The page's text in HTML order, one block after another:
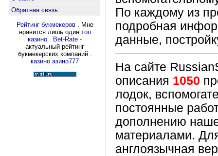
Обратная связь
Рейтинг букмекеров. Мне
нравится лишь один топ
казино . Bet-Rate -
актуальный рейтинг
букмекерских компаний .
казино азино777
По каждому из
подробная
данные,
На сайте
описания 1050
лодок,
постоянные
дополнению
материалами.
англоязычная